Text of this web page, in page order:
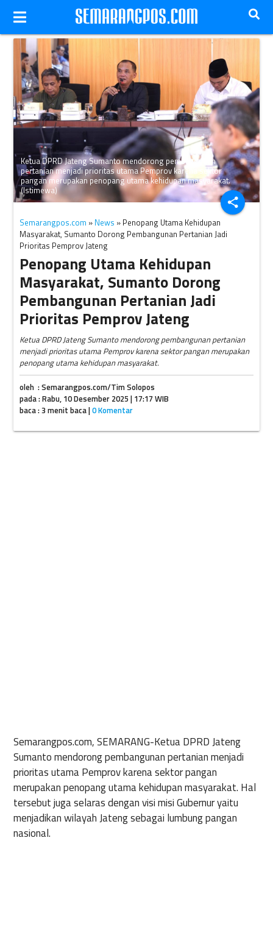
share
Ketua DPRD Jateng Sumanto mendorong pembangunan
pertanian menjadi prioritas utama Pemprov karena sektor
pangan merupakan penopang utama kehidupan masyarakat.
(Istimewa)
Semarangpos.com » News » Penopang Utama Kehidupan
Masyarakat, Sumanto Dorong Pembangunan Pertanian Jadi
Prioritas Pemprov Jateng
Penopang Utama Kehidupan
Masyarakat, Sumanto Dorong
Pembangunan Pertanian Jadi
Prioritas Pemprov Jateng
Ketua DPRD Jateng Sumanto mendorong pembangunan pertanian
menjadi prioritas utama Pemprov karena sektor pangan merupakan
penopang utama kehidupan masyarakat.
oleh : Semarangpos.com/Tim Solopos
pada : Rabu, 10 Desember 2025 | 17:17 WIB
baca : 3 menit baca |0 Komentar
Semarangpos.com,SEMARANG-KetuaDPRDJateng
Sumanto mendorongpembangunan pertanian menjadi
prioritas utamaPemprovkarenasektorpangan
merupakan penopangutamakehidupan masyarakat. Hal
tersebutjugaselaras dengan visi misi Gubernuryaitu
menjadikanwilayahJatengsebagai lumbungpangan
nasional.